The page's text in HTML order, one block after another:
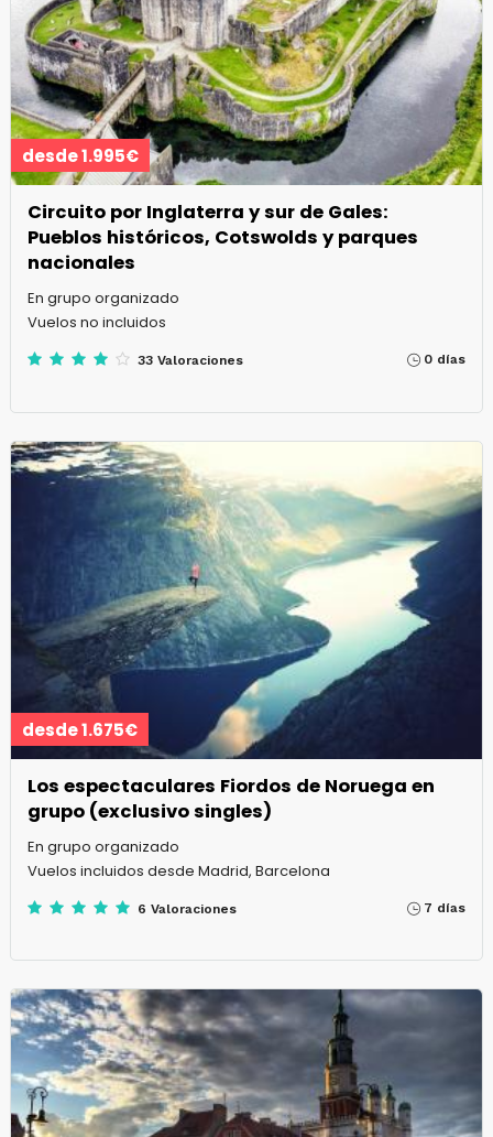
desde 1.995€
Circuito por Inglaterra y sur de Gales:
Pueblos históricos, Cotswolds y parques
nacionales
En grupo organizado
Vuelos no incluidos
33 Valoraciones 0 días
desde 1.675€
Los espectaculares Fiordos de Noruega en
grupo (exclusivo singles)
En grupo organizado
Vuelos incluidos desde Madrid, Barcelona
6 Valoraciones 7 días